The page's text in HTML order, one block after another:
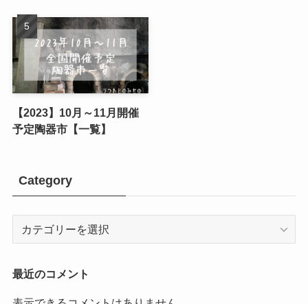
【2023】10月～11月開催
予定陶器市【一覧】
Category
Category
最近のコメント